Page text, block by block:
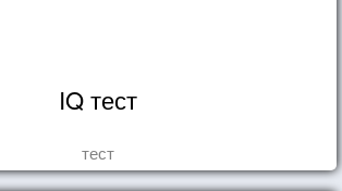
IQ тест
тест